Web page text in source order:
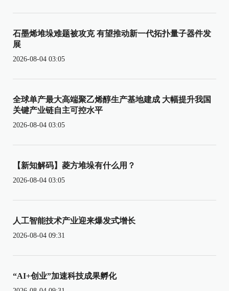
石墨烯堆垛难题被攻克 有望推动新一代拓扑量子器件发
展
2026-08-04 03:05
全球单产最大高端聚乙烯醇生产基地建成 大幅提升我国
关键产业链自主可控水平
2026-08-04 03:05
【新知解码】菱方堆垛有什么用？
2026-08-04 03:05
人工智能技术产业迎来爆发式增长
2026-08-04 09:31
“AI+创业”加速科技成果孵化